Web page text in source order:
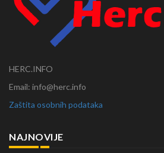
HERC.INFO
Email: info@herc.info
Zaštita osobnih podataka
NAJNOVIJE